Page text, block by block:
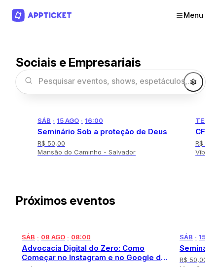
Menu
Sociais e Empresariais
SÁB · 15 AGO · 16:00
Seminário Sob a proteção de Deus
R$ 50,00
Mansão do Caminho - Salvador
TER
CFO
R$
Vibra
m Próximos eventos
SÁB · 08 AGO · 08:00
Advocacia Digital do Zero: Como
Começar no Instagram e no Google de
SÁB · 15 AGO
Seminário
R$ 50,00